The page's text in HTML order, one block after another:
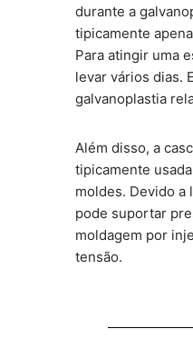
durante a
tipicamente
Para atingir uma
levar vários dias.
galvanoplastia
Além disso, a
tipicamente
moldes. Devido a
pode suportar
moldagem por
tensão.